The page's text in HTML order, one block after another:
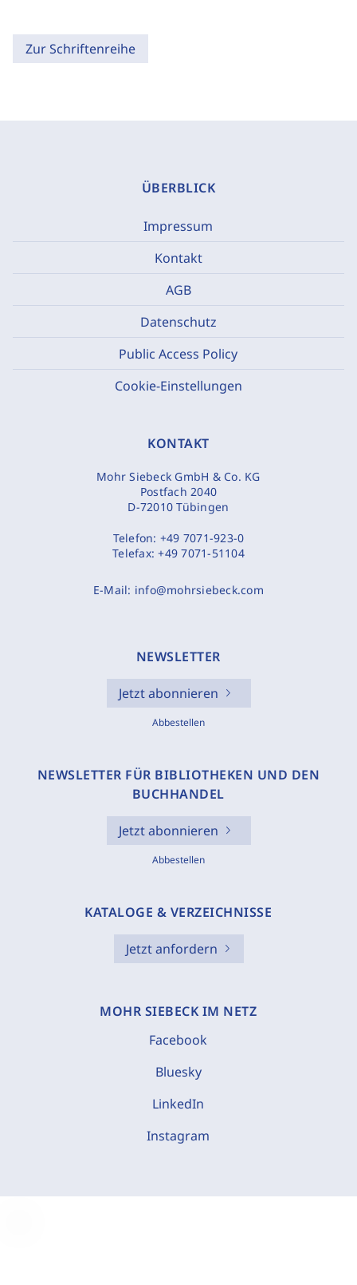
Zur Schriftenreihe
ÜBERBLICK
Impressum
Kontakt
AGB
Datenschutz
Public Access Policy
Cookie-Einstellungen
KONTAKT
Mohr Siebeck GmbH & Co. KG
Postfach 2040
D-72010 Tübingen
Telefon: +49 7071-923-0
Telefax:+49 7071-51104
E-Mail: info@mohrsiebeck.com
NEWSLETTER
Jetzt abonnieren
Abbestellen
NEWSLETTER FÜR BIBLIOTHEKEN UND DEN
BUCHHANDEL
Jetzt abonnieren
Abbestellen
KATALOGE & VERZEICHNISSE
Jetzt anfordern
MOHR SIEBECK IM NETZ
Facebook
Bluesky
LinkedIn
Instagram